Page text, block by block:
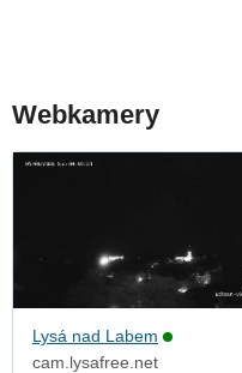
Webkamery
Lysá nad Labem
cam.lysafree.net